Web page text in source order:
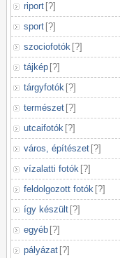
riport [?]
sport [?]
szociofotók [?]
tájkép [?]
tárgyfotók [?]
természet [?]
utcaifotók [?]
város, építészet [?]
vízalatti fotók [?]
feldolgozott fotók [?]
így készült [?]
egyéb [?]
pályázat [?]